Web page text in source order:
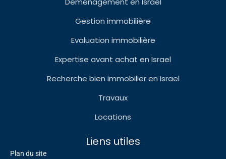
Gestion immobilière
Evaluation immobilière
Expertise avant achat en Israel
Recherche bien immobilier en Israel
Travaux
Locations
Liens utiles
Plan du site